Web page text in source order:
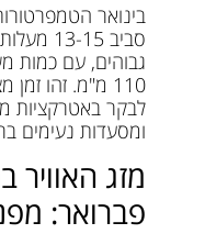
בינואר
סביב
110 מ"מ. זהו
לבקר באטרקציות
ומסעדות נעימים
מזג
פברואר: